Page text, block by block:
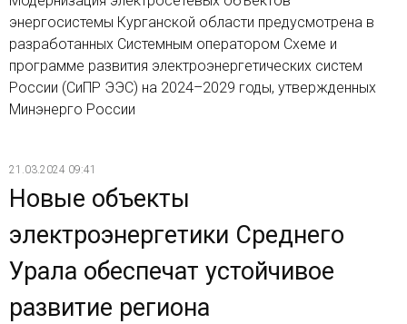
энергосистемы Курганской области предусмотрена в
разработанных Системным оператором Схеме и
программе развития электроэнергетических систем
России (СиПР ЭЭС) на 2024–2029 годы, утвержденных
Минэнерго России
21.03.2024 09:41
Новые объекты
электроэнергетики Среднего
Урала обеспечат устойчивое
развитие региона